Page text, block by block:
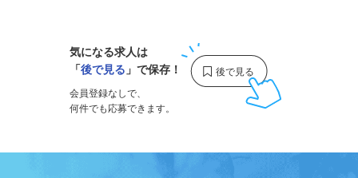
気になる求人は
「後で見る 」で保存！
会員登録なしで、
何件でも応募できます。